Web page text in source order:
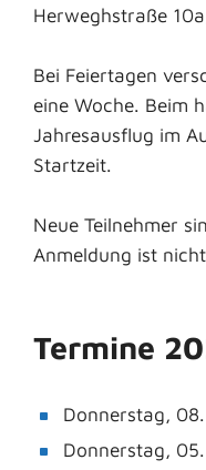
Herweghstraße
Bei Feiertagen
eine Woche. Beim
Jahresausflug im
Startzeit.
Neue Teilnehmer
Anmeldung ist
Termine
Donnerstag,
Donnerstag,